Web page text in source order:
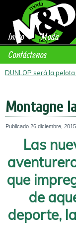
Inicio Moda
Contáctenos
DUNLOP será la
Montagne
Publicado 26 diciembre, 2015
Las
que
de
deporte,